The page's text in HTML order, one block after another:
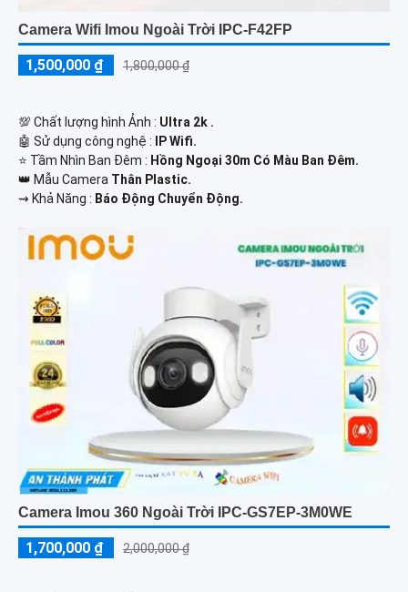
Camera Wifi Imou Ngoài Trời IPC-F42FP
1,500,000 ₫ 1,800,000 ₫
💯 Chất lượng hình Ảnh : Ultra 2k .
🤖️ Sử dụng công nghệ :
IP Wifi.
⭐ Tầm Nhìn Ban Đêm : Hồng Ngoại 30m Có Màu Ban Đêm.
👑 Mẫu Camera Thân Plastic.
️⇝ Khả Năng : Báo Động Chuyển Động.
Camera Imou 360 Ngoài Trời IPC-GS7EP-3M0WE
1,700,000 ₫ 2,000,000 ₫